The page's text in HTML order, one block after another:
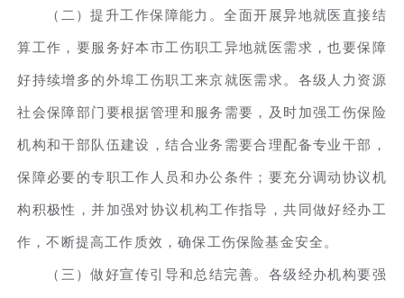
（二）提升工作保障能力。全面开展异地就医直接结
算工作，要服务好本市工伤职工异地就医需求，也要保障
好持续增多的外埠工伤职工来京就医需求。各级人力资源
社会保障部门要根据管理和服务需要，及时加强工伤保险
机构和干部队伍建设，结合业务需要合理配备专业干部，
保障必要的专职工作人员和办公条件；要充分调动协议机
构积极性，并加强对协议机构工作指导，共同做好经办工
作，不断提高工作质效，确保工伤保险基金安全。
（三）做好宣传引导和总结完善。各级经办机构要强